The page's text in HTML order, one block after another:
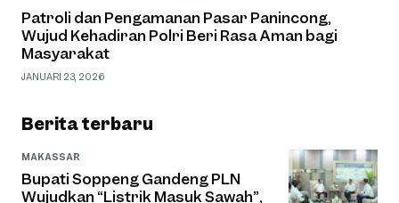
Patroli dan Pengamanan Pasar Panincong,
Wujud Kehadiran Polri Beri Rasa Aman bagi
Masyarakat
JANUARI 23, 2026
Berita terbaru
MAKASSAR
Bupati Soppeng Gandeng PLN
Wujudkan “Listrik Masuk Sawah”,